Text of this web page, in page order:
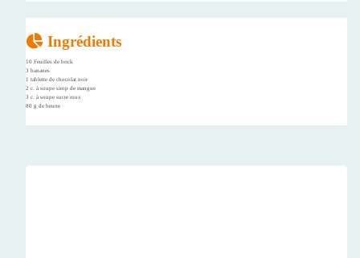
Ingrédients
10 Feuilles de brick
3 bananes
1 tablette de chocolat noir
2 c. à soupe sirop de mangue
3 c. à soupe sucre roux
80 g de beurre